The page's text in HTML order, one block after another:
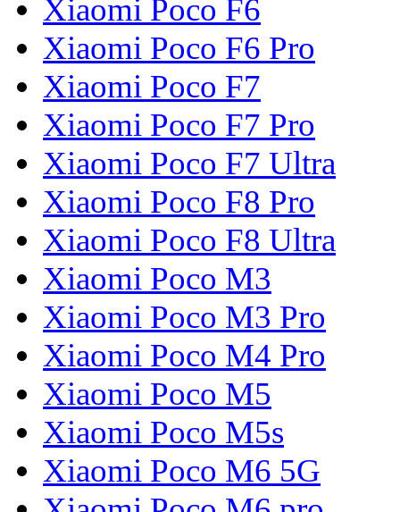
Xiaomi Poco F6
Xiaomi Poco F6 Pro
Xiaomi Poco F7
Xiaomi Poco F7 Pro
Xiaomi Poco F7 Ultra
Xiaomi Poco F8 Pro
Xiaomi Poco F8 Ultra
Xiaomi Poco M3
Xiaomi Poco M3 Pro
Xiaomi Poco M4 Pro
Xiaomi Poco M5
Xiaomi Poco M5s
Xiaomi Poco M6 5G